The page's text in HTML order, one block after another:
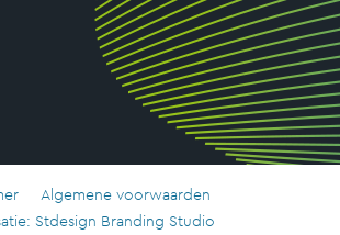
Algemene voorwaarden
Stdesign Branding Studio